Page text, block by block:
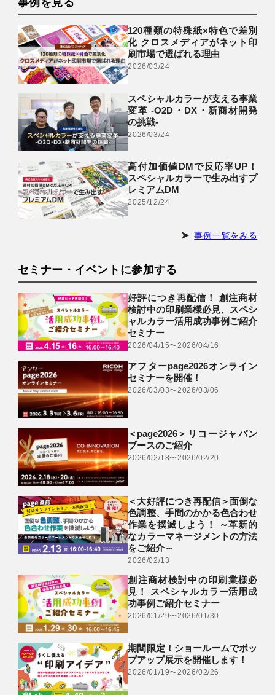
事例を見る
120種類の特殊紙×特色で差別
化 クロスメディアがネット印
刷市場で選ばれる理由
2026/03/24
スペシャルカラーが支える事業
変革 -O2D・DX・新商材開発
の挑戦-
2026/03/24
高付加価値DMで反応率UP！
スペシャルカラーで生み出すプ
レミアムDM
2025/12/24
事例一覧をみる
セミナー・イベントに参加する
好評につき再配信！ 創注商材
検討中の印刷業様必見、スペシ
ャルカラー活用成功事例ご紹介
セミナー
2026/04/15〜2026/04/16
アフターpage2026オンライン
セミナーを開催！
2026/03/03〜2026/03/06
＜page2026＞リコージャパン
ブースのご紹介
2026/02/18〜2026/02/20
＜大好評につき再配信＞面倒な
色調整、手間のかかる色合わせ
作業を撲滅しよう！ ～革新的
なカラーマネージメントの方法
をご紹介～
2026/02/13
創注商材検討中の印刷業様必
見！ スペシャルカラー活用成
功事例ご紹介セミナー
2026/01/29〜2026/01/30
期間限定！ショールームでポッ
プアップ展示を開催します！
2026/01/19〜2026/02/26